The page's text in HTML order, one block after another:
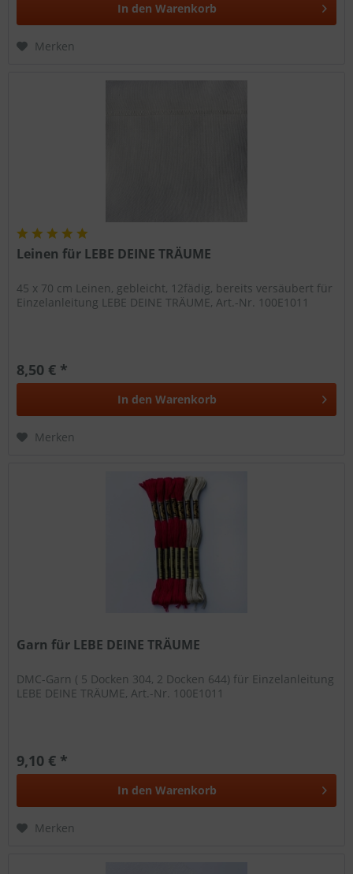
In den Warenkorb
Merken
Leinen für LEBE DEINE TRÄUME
45 x 70 cm Leinen, gebleicht, 12fädig, bereits versäubert für
Einzelanleitung LEBE DEINE TRÄUME, Art.-Nr. 100E1011
8,50 € *
In den Warenkorb
Merken
Garn für LEBE DEINE TRÄUME
DMC-Garn ( 5 Docken 304, 2 Docken 644) für Einzelanleitung
LEBE DEINE TRÄUME, Art.-Nr. 100E1011
9,10 € *
In den Warenkorb
Merken